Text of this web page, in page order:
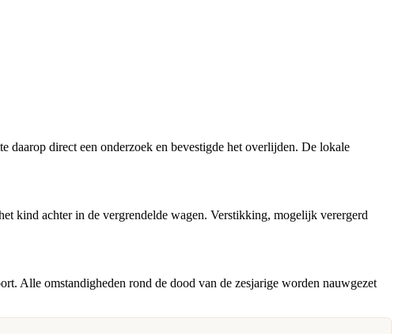
daarop direct een onderzoek en bevestigde het overlijden. De lokale
kind achter in de vergrendelde wagen. Verstikking, mogelijk verergerd
Alle omstandigheden rond de dood van de zesjarige worden nauwgezet